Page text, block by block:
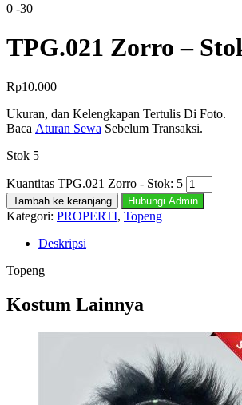
0 -30
TPG.021 Zorro –
Rp10.000
Ukuran, dan Kelengkapan Tertulis Di Foto.
Baca Aturan Sewa Sebelum Transaksi.
Stok 5
Kuantitas TPG.021 Zorro - Stok: 5
Tambah ke keranjang Hubungi Admin
Kategori: PROPERTI, Topeng
Deskripsi
Topeng
Kostum Lainnya